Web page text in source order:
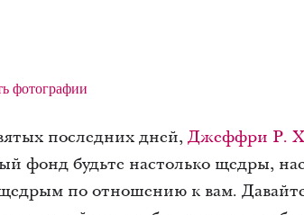
фотографии
последних дней, Джеффри Р.
фонд будьте настолько щедры,
по отношению к вам.